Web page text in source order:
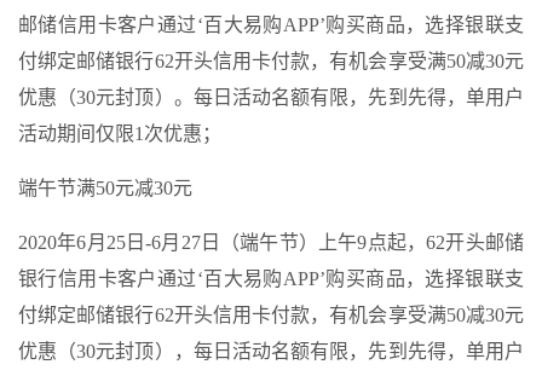
邮储信用卡客户通过‘百大易购APP’购买商品，选择银联支
付绑定邮储银行62开头信用卡付款，有机会享受满50减30元
优惠（30元封顶）。每日活动名额有限，先到先得，单用户
活动期间仅限1次优惠；
端午节满50元减30元
2020年6月25日-6月27日（端午节）上午9点起，62开头邮储
银行信用卡客户通过‘百大易购APP’购买商品，选择银联支
付绑定邮储银行62开头信用卡付款，有机会享受满50减30元
优惠（30元封顶），每日活动名额有限，先到先得，单用户